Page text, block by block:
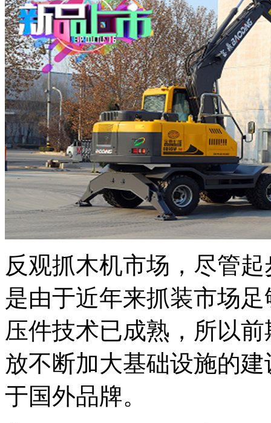
反观抓木机市场，尽管
是由于近年来抓装市场
压件技术已成熟，所以
放不断加大基础设施的
于国外品牌。